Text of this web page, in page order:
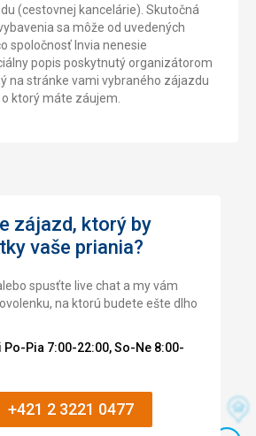
(cestovnej kancelárie). Skutočná
sa môže od uvedených
spoločnosť Invia nenesie
popis poskytnutý organizátorom
na stránke vami vybraného zájazdu
ktorý máte záujem.
zájazd, ktorý by
vaše priania?
spusťte live chat a my vám
na ktorú budete ešte dlho
Po-Pia 7:00-22:00, So-Ne 8:00-
+421 2 3221 0477